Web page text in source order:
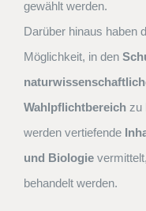
gewählt werden.
Darüber hinaus haben
Möglichkeit, in den
Wahlpflichtbereichzu
werden vertiefende
und Biologie
behandelt werden.